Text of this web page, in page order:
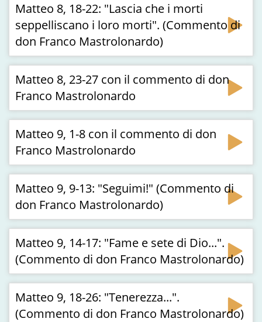
Matteo 8, 18-22: "Lascia che i morti
seppelliscano i loro morti". (Commento di
don Franco Mastrolonardo)
Matteo 8, 23-27 con il commento di don
Franco Mastrolonardo
Matteo 9, 1-8 con il commento di don
Franco Mastrolonardo
Matteo 9, 9-13: "Seguimi!" (Commento di
don Franco Mastrolonardo)
Matteo 9, 14-17: "Fame e sete di Dio...".
(Commento di don Franco Mastrolonardo)
Matteo 9, 18-26: "Tenerezza...".
(Commento di don Franco Mastrolonardo)